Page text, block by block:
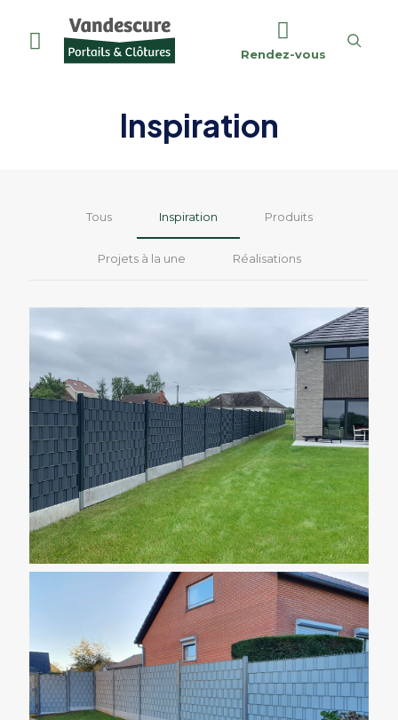
Rendez-vous
Inspiration
Tous Inspiration Produits
Projets à la une Réalisations